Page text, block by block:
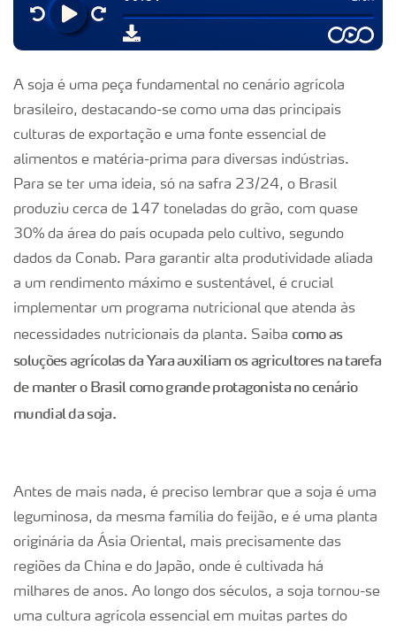
A soja é uma peça fundamental no cenário agrícola
brasileiro, destacando-se como uma das principais
culturas de exportação e uma fonte essencial de
alimentos e matéria-prima para diversas indústrias.
Para se ter uma ideia, só na safra 23/24, o Brasil
produziu cerca de 147 toneladas do grão, com quase
30% da área do país ocupada pelo cultivo, segundo
dados da Conab. Para garantir alta produtividade aliada
a um rendimento máximo e sustentável, é crucial
implementar um programa nutricional que atenda às
necessidades nutricionais da planta. Saiba como as
soluções agrícolas da Yara auxiliam os agricultores na tarefa
de manter o Brasil como grande protagonista no cenário
mundial da soja.
Antes de mais nada, é preciso lembrar que a soja é uma
leguminosa, da mesma família do feijão, e é uma planta
originária da Ásia Oriental, mais precisamente das
regiões da China e do Japão, onde é cultivada há
milhares de anos. Ao longo dos séculos, a soja tornou-se
uma cultura agrícola essencial em muitas partes do